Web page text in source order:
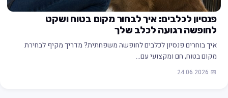
פנסיון לכלבים: איך לבחור מקום בטוח ושקט
לחופשה רגועה לכלב שלך
איך בוחרים פנסיון לכלבים לחופשה משפחתית? מדריך מקיף לבחירת
מקום בטוח, חם ומקצועי עם…
📅 24.06.2026